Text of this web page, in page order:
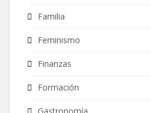
Familia
Feminismo
Finanzas
Formación